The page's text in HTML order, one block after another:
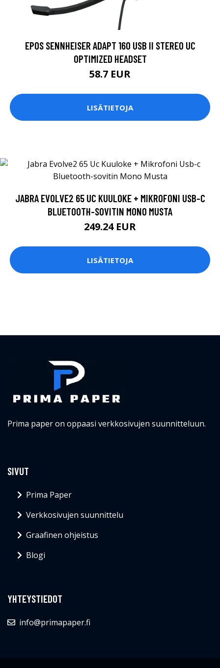
EPOS SENNHEISER ADAPT 160 USB II STEREO UC
OPTIMIZED HEADSET
58.7 EUR
LISÄTIETOJA
JABRA EVOLVE2 65 UC KUULOKE + MIKROFONI USB-C
BLUETOOTH-SOVITIN MONO MUSTA
249.24 EUR
LISÄTIETOJA
Prima paper on oppaasi verkkosivujen suunnitteluun.
SIVUT
Prima Paper
Verkkosivujen suunnittelu
Graafinen ohjeistus
Blogi
YHTEYSTIEDOT
info@primapaper.fi